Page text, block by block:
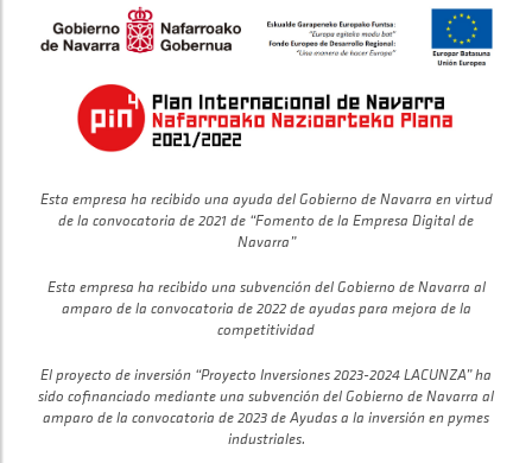
Esta empresa ha recibido una ayuda del Gobierno de Navarra en virtud
de la convocatoria de 2021 de “Fomento de la Empresa Digital de
Navarra”
Esta empresa ha recibido una subvención del Gobierno de Navarra al
amparo de la convocatoria de 2022 de ayudas para mejora de la
competitividad
El proyecto de inversión “Proyecto Inversiones 2023-2024 LACUNZA” ha
sido cofinanciado mediante una subvención del Gobierno de Navarra al
amparo de la convocatoria de 2023 de Ayudas a la inversión en pymes
industriales.